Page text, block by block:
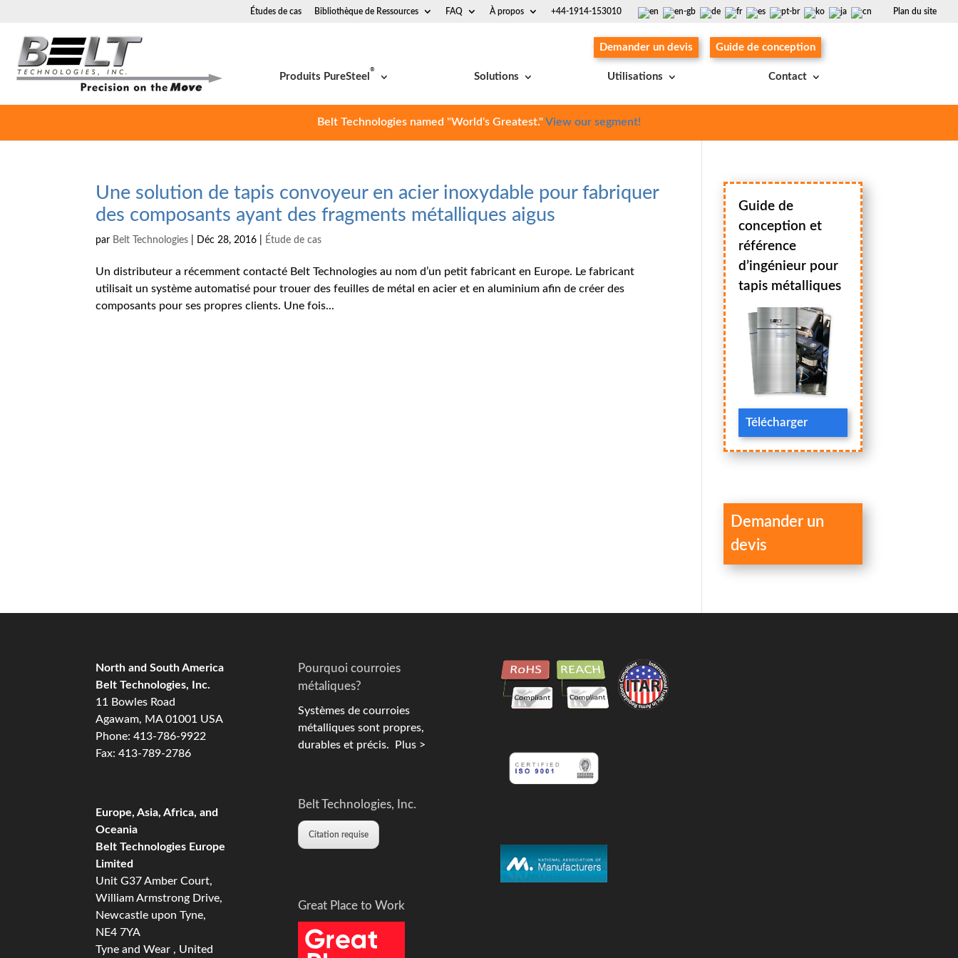
Plan du site
Études de cas Bibliothèque de Ressources FAQ À propos +44-1914-153010
Produits PureSteel
®
Solutions Utilisations Contact
Demander un devis Guide de conception
Belt Technologies named "World's Greatest."View our segment!
Une solution de tapis convoyeur en acier inoxydable pour fabriquer
des composants ayant des fragments métalliques aigus
par Belt Technologies Déc 28, 2016 Étude de cas
Un distributeur a récemment contacté Belt Technologies au nom d’un petit fabricant en Europe. Le fabricant
utilisait un système automatisé pour trouer des feuilles de métal en acier et en aluminium afin de créer des
composants pour ses propres clients. Une fois...
Guide de
conception et
référence
d’ingénieur pour
tapis métalliques
Télécharger
Demander un
devis
North and South America
Belt Technologies, Inc.
11 Bowles Road
Agawam, MA 01001 USA
Phone: 413-786-9922
Fax: 413-789-2786
Europe, Asia, Africa, and
Oceania
Belt Technologies Europe
Limited
Unit G37 Amber Court,
William Armstrong Drive,
Newcastle upon Tyne,
NE4 7YA
Tyne and Wear , United
Pourquoi courroies
métaliques?
Systèmes de courroies
métalliques sont propres,
durables et précis. Plus >
Belt Technologies, Inc.
Citation requise
Great Place to Work